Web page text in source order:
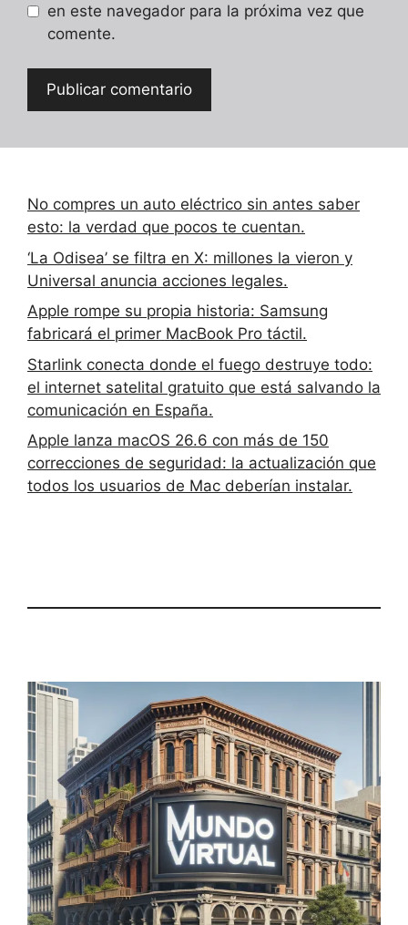
en este navegador para la próxima vez que
comente.
No compres un auto eléctrico sin antes saber
esto: la verdad que pocos te cuentan.
‘La Odisea’ se filtra en X: millones la vieron y
Universal anuncia acciones legales.
Apple rompe su propia historia: Samsung
fabricará el primer MacBook Pro táctil.
Starlink conecta donde el fuego destruye todo:
el internet satelital gratuito que está salvando la
comunicación en España.
Apple lanza macOS 26.6 con más de 150
correcciones de seguridad: la actualización que
todos los usuarios de Mac deberían instalar.